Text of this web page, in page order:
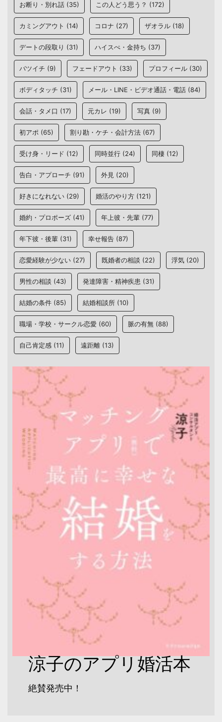
お断り・別れ話 (35) この人どう思う？ (172)
カミングアウト (14) コロナ (27) ザオラル (18)
デートの段取り (31) ハイスぺ・金持ち (37)
バツイチ (9) フェードアウト (33) プロフィール (30)
ボディタッチ (31) メール・LINE・ビデオ通話・電話 (84)
会話・タメ口 (17) 元カレ (19) 写真 (9)
初アポ (65) 割り勘・ケチ・会計方法 (67)
受け身・リード (12) 同時並行 (24) 同棲 (12)
告白・アプローチ (91) 外見 (20)
好きになれない (29) 婚活のやり方 (121)
婚約・プロポーズ (41) 年上彼・先輩 (77)
年下彼・後輩 (31) 幸せ報告 (87)
恋愛経験が少ない (27) 既婚者の相談 (22) 浮気 (20)
男性の相談 (43) 発達障害・精神疾患 (31)
結婚の条件 (85) 結婚相談所 (10)
職場・学校・サークル恋愛 (60) 脈の有無 (88)
自己肯定感 (11) 遠距離 (13)
涼子のアプリ婚活本
絶賛発売中！